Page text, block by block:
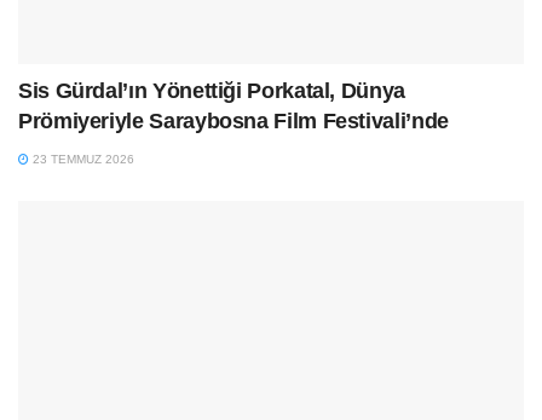
Sis Gürdal’ın Yönettiği Porkatal, Dünya
Prömiyeriyle Saraybosna Film Festivali’nde
23 TEMMUZ 2026